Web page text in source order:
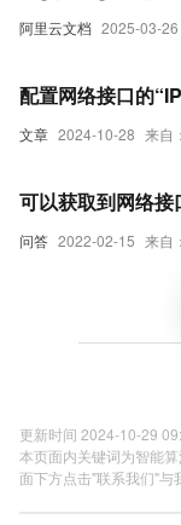
阿里云文档 2025-03-26
c15e650375330:
文章 2024-10-28 来自
配置网络接口的
问答 2022-02-15 来自
可以获取到网络接
更新时间 2024-10-29
本页面内关键词为智能
面下方点击"联系我们"与